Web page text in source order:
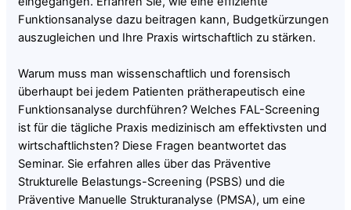
Funktionsanalyse dazu beitragen kann, Budgetkürzungen
auszugleichen und Ihre Praxis wirtschaftlich zu stärken.
Warum muss man wissenschaftlich und forensisch
überhaupt bei jedem Patienten prätherapeutisch eine
Funktionsanalyse durchführen? Welches FAL-Screening
ist für die tägliche Praxis medizinisch am effektivsten und
wirtschaftlichsten? Diese Fragen beantwortet das
Seminar. Sie erfahren alles über das Präventive
Strukturelle Belastungs-Screening (PSBS) und die
Präventive Manuelle Strukturanalyse (PMSA), um eine